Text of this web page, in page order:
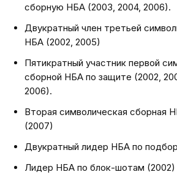
сборную НБА (2003, 2004, 2006).
Двукратный член третьей
НБА (2002, 2005)
Пятикратный участник первой
сборной НБА по защите (2002,
2006).
Вторая символическая сборная
(2007)
Двукратный лидер НБА по
Лидер НБА по блок-шотам (2002)